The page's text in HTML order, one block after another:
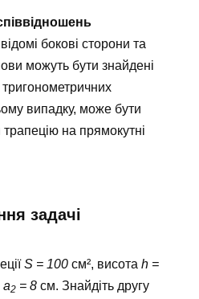
бокові сторони та
можуть бути знайдені
випадку, може бути
на прямокутні
задачі
S = 100 см², висота h =
a2 = 8 см. Знайдіть другу